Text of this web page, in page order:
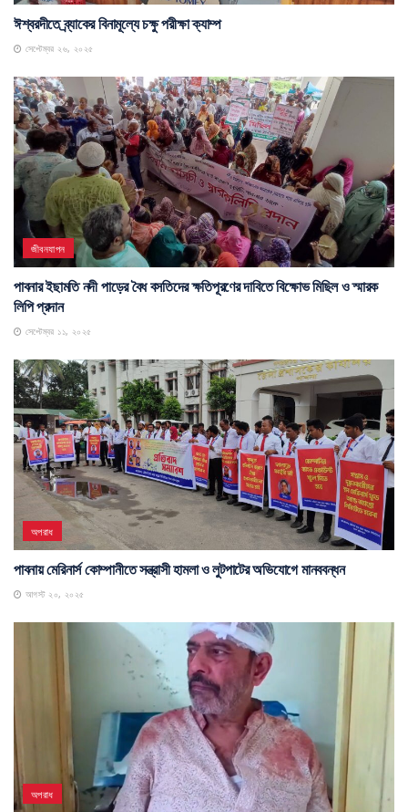
ঈশ্বরদীতে ব্র্যাকের বিনামূল্যে চক্ষু পরীক্ষা ক্যাম্প
সেপ্টেম্বর ২৬, ২০২৫
জীবনযাপন
পাবনার ইছামতি নদী পাড়ের বৈধ বসতিদের ক্ষতিপূরণের দাবিতে বিক্ষোভ মিছিল ও স্মারক
লিপি প্রদান
সেপ্টেম্বর ১১, ২০২৫
অপরাধ
পাবনায় মেরিনার্স কোম্পানীতে সন্ত্রাসী হামলা ও লুটপাটের অভিযোগে মানববন্ধন
আগস্ট ২০, ২০২৫
অপরাধ